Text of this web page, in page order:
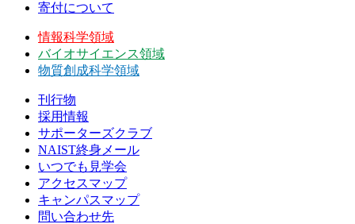
寄付について
情報科学領域
バイオサイエンス領域
物質創成科学領域
刊行物
採用情報
サポーターズクラブ
NAIST終身メール
いつでも見学会
アクセスマップ
キャンパスマップ
問い合わせ先